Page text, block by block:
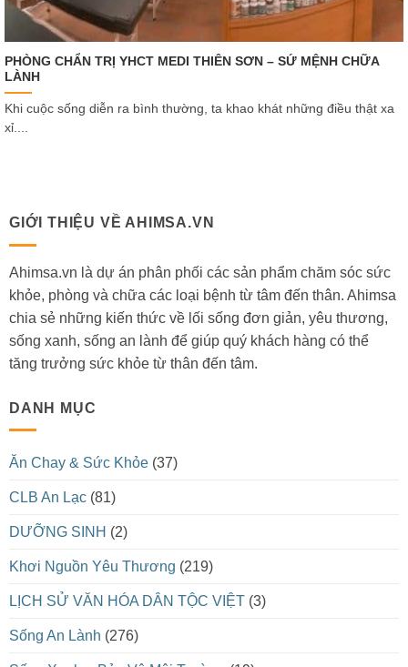
PHÒNG CHẨN TRỊ YHCT MEDI THIÊN SƠN – SỨ MỆNH CHỮA
LÀNH
Khi cuộc sống diễn ra bình thường, ta khao khát những điều thật xa
xỉ....
GIỚI THIỆU VỀ AHIMSA.VN
Ahimsa.vn là dự án phân phối các sản phẩm chăm sóc sức
khỏe, phòng và chữa các loại bệnh từ tâm đến thân. Ahimsa
chia sẻ những kiến thức về lối sống đơn giản, yêu thương,
sống xanh, sống an lành để giúp quý khách hàng có thể
tăng trưởng sức khỏe từ thân đến tâm.
DANH MỤC
Ăn Chay & Sức Khỏe (37)
CLB An Lạc (81)
DƯỠNG SINH (2)
Khơi Nguồn Yêu Thương (219)
LỊCH SỬ VĂN HÓA DÂN TỘC VIỆT (3)
Sống An Lành (276)